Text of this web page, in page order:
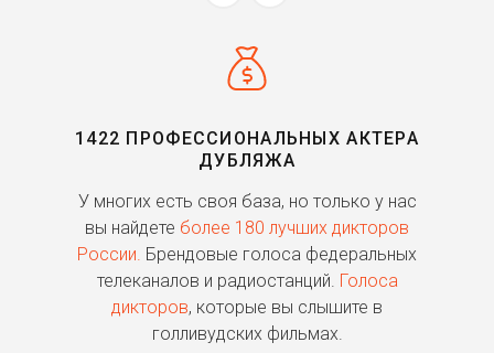
1422 ПРОФЕССИОНАЛЬНЫХ АКТЕРА
ДУБЛЯЖА
У многих есть своя база, но только у нас
вы найдете более 180 лучших дикторов
России. Брендовые голоса федеральных
телеканалов и радиостанций. Голоса
дикторов, которые вы слышите в
голливудских фильмах.